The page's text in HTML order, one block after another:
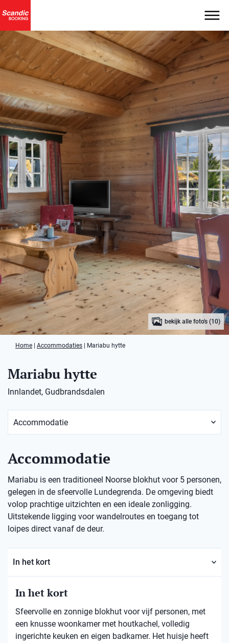
bekijk alle foto's (10)
Home Accommodaties Mariabu hytte
Mariabu hytte
Innlandet, Gudbrandsdalen
Accommodatie
Mariabu is een traditioneel Noorse blokhut voor 5 personen,
gelegen in de sfeervolle Lundegrenda. De omgeving biedt
volop prachtige uitzichten en een ideale zonligging.
Uitstekende ligging voor wandelroutes en toegang tot
loipes direct vanaf de deur.
In het kort
In het kort
Sfeervolle en zonnige blokhut voor vijf personen, met
een knusse woonkamer met houtkachel, volledig
ingerichte keuken en eigen badkamer. Het huisje heeft